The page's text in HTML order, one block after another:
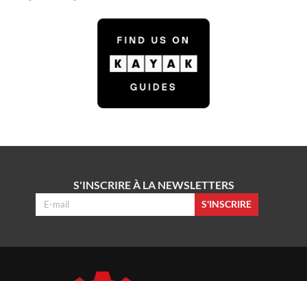
S'INSCRIRE À LA NEWSLETTERS
S'INSCRIRE